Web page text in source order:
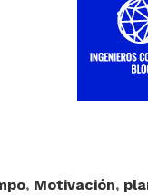
, Motivación,